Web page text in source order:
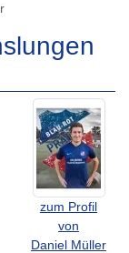
zum Profil
von
Daniel Müller